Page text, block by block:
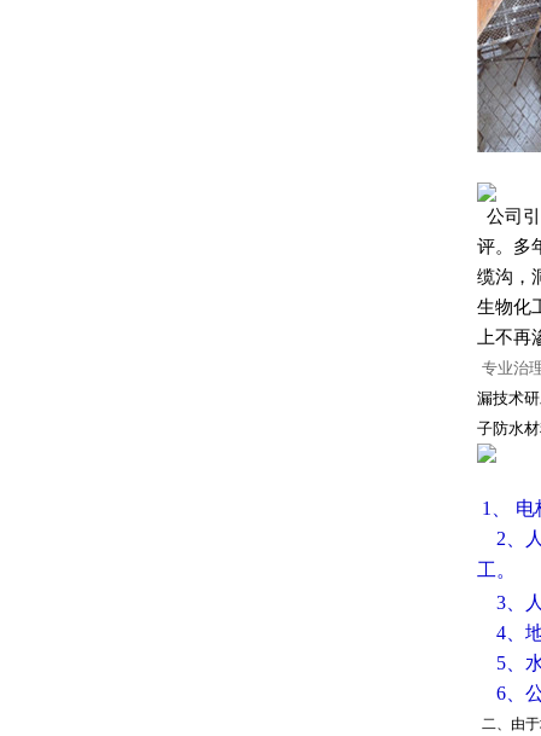
公司
评。多
缆沟，
生物化
上不再
专业治
漏技术
子防水
1、
2、
工。
3、
4、
5、
6、
二、由